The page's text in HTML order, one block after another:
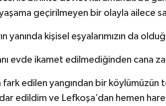
geçirilmeyen bir olayla ailece
yanında kişisel eşyalarımızın da
evde ikamet edilmediğinden cana
fark edilen yangından bir köylümüzün
edildim ve Lefkoşa’dan hemen